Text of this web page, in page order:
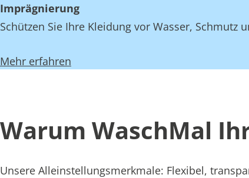
Imprägnierung
Schützen Sie Ihre Kleidung vor Wasser,
Mehr erfahren
Warum WaschMal
Unsere Alleinstellungsmerkmale: Flexibel,